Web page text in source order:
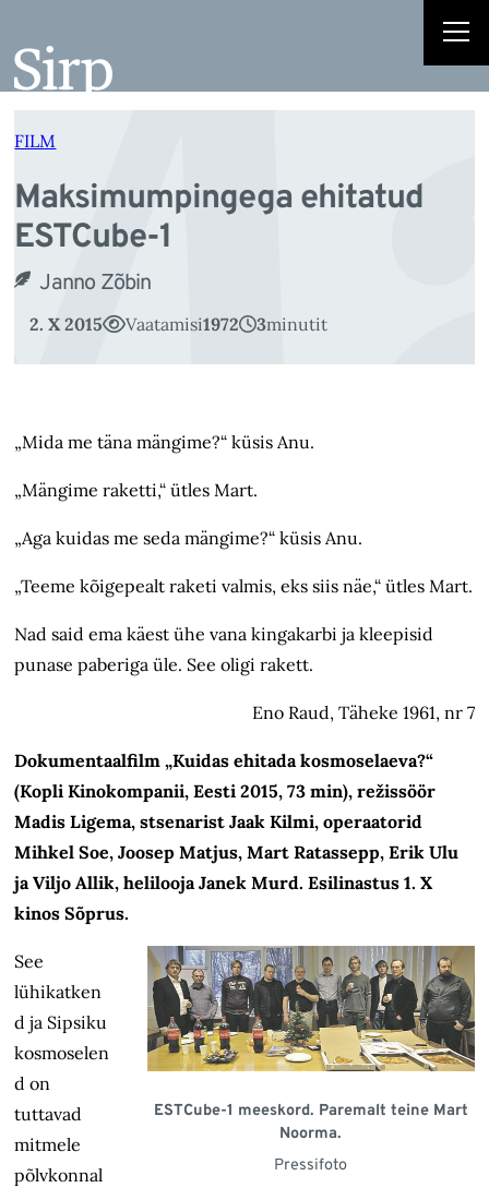
juurde
FILM
Maksimumpingega ehitatud
ESTCube-1
Janno Zõbin
2. X 2015 Vaatamisi1972 3minutit
„Mida me täna mängime?“ küsis Anu.
„Mängime raketti,“ ütles Mart.
„Aga kuidas me seda mängime?“ küsis Anu.
„Teeme kõigepealt raketi valmis, eks siis näe,“ ütles Mart.
Nad said ema käest ühe vana kingakarbi ja kleepisid
punase paberiga üle. See oligi rakett.
Eno Raud, Täheke 1961, nr 7
Dokumentaalfilm „Kuidas ehitada kosmoselaeva?“
(Kopli Kinokompanii, Eesti 2015, 73 min), režissöör
Madis Ligema, stsenarist Jaak Kilmi, operaatorid
Mihkel Soe, Joosep Matjus, Mart Ratassepp, Erik Ulu
ja Viljo Allik, helilooja Janek Murd. Esilinastus 1. X
kinos Sõprus.
ESTCube-1 meeskord. Paremalt teine Mart
Noorma.
Pressifoto
See
lühikatken
d ja Sipsiku
kosmoselen
d on
tuttavad
mitmele
põlvkonnal